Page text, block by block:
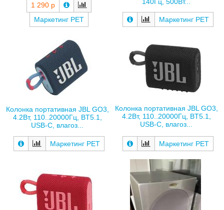
1 290 р
Маркетинг РЕТ
Маркетинг РЕТ
Колонка портативная JBL GO3,
4.2Вт, 110..20000Гц, BT5.1,
USB-С, влагоз...
Маркетинг РЕТ
Колонка портативная JBL GO3,
4.2Вт, 110..20000Гц, BT5.1,
USB-С, влагоз...
Маркетинг РЕТ